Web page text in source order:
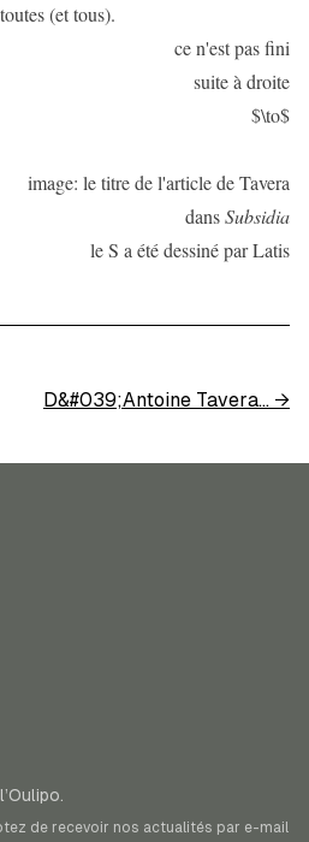
(et tous).
ce n'est pas fini
suite à droite
$\to$
image: le titre de l'article de Tavera
dansSubsidia
le S a été dessiné par Latis
D&#039;Antoine Tavera... →
de recevoir nos actualités par e-mail